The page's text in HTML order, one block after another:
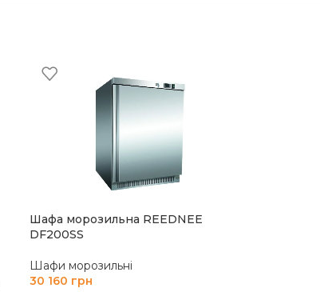
Шафа морозильна REEDNEE
DF200SS
Шафи морозильні
30 160 грн